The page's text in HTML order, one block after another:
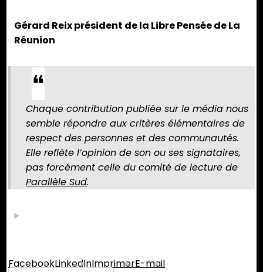
Gérard Reix président de la Libre Pensée de La
Réunion
Chaque contribution publiée sur le média nous
semble répondre aux critères élémentaires de
respect des personnes et des communautés.
Elle reflète l’opinion de son ou ses signataires,
pas forcément celle du comité de lecture de
Parallèle Sud.
FacebookLinkedInImprimerE-mail